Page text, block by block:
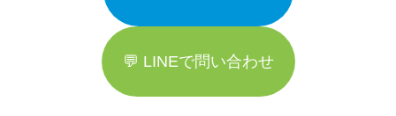
💬 LINEで問い合わせ